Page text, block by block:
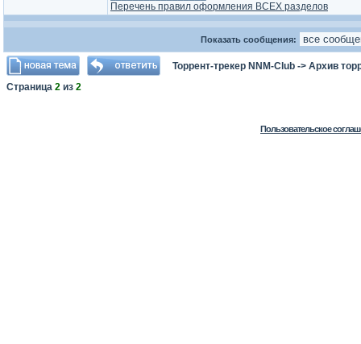
Перечень правил оформления ВСЕХ разделов
Показать сообщения:
Торрент-трекер NNM-Club -> Архив
Страница 2 из 2
Пользовательское